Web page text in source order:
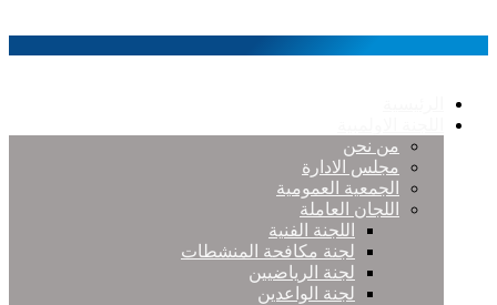
من نحن
مجلس الادارة
الجمعية العمومية
اللجان العاملة
اللجنة الفنية
لجنة مكافحة المنشطات
لجنة الرياضيين
لجنة الواعدين